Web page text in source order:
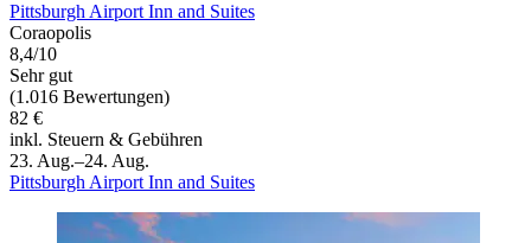
Pittsburgh Airport Inn and Suites
Coraopolis
8,4/10
Sehr gut
(1.016 Bewertungen)
82 €
inkl. Steuern & Gebühren
23. Aug.–24. Aug.
Pittsburgh Airport Inn and Suites